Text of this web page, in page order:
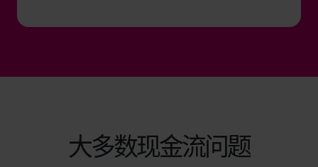
大多数现金流问题